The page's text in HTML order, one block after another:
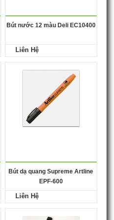
Bút nước 12 màu Deli EC10400
Liên Hệ
Bút dạ quang Supreme Artline
EPF-600
Liên Hệ